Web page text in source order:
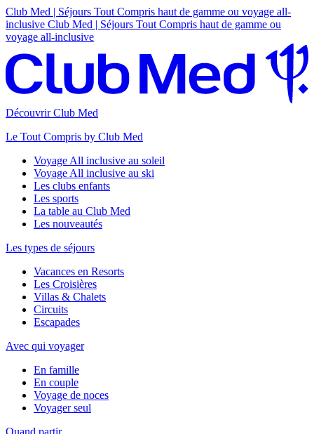
Club Med | Séjours Tout Compris haut de gamme ou voyage all-
inclusive Club Med | Séjours Tout Compris haut de gamme ou
voyage all-inclusive
Découvrir Club Med
Le Tout Compris by Club Med
Voyage All inclusive au soleil
Voyage All inclusive au ski
Les clubs enfants
Les sports
La table au Club Med
Les nouveautés
Les types de séjours
Vacances en Resorts
Les Croisières
Villas & Chalets
Circuits
Escapades
Avec qui voyager
En famille
En couple
Voyage de noces
Voyager seul